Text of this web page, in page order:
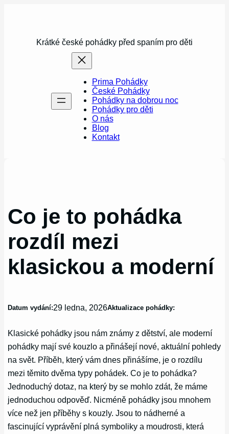
Krátké české pohádky před spaním pro děti
Prima Pohádky
České Pohádky
Pohádky na dobrou noc
Pohádky pro děti
O nás
Blog
Kontakt
Co je to pohádka
rozdíl mezi
klasickou a moderní
Datum vydání:29 ledna, 2026Aktualizace pohádky:
Klasické pohádky jsou nám známy z dětství, ale moderní
pohádky mají své kouzlo a přinášejí nové, aktuální pohledy
na svět. Příběh, který vám dnes přinášíme, je o rozdílu
mezi těmito dvěma typy pohádek. Co je to pohádka?
Jednoduchý dotaz, na který by se mohlo zdát, že máme
jednoduchou odpověď. Nicméně pohádky jsou mnohem
více než jen příběhy s kouzly. Jsou to nádherné a
fascinující vyprávění plná symboliky a moudrosti, která